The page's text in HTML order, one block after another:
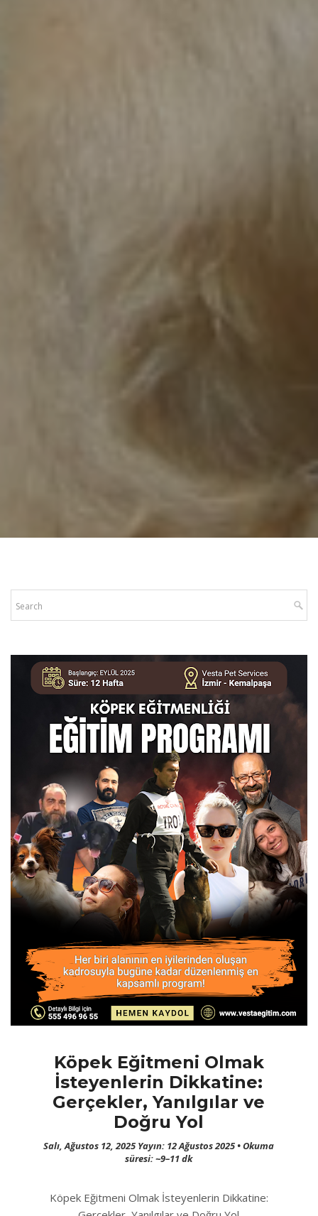
Köpek Eğitmeni Olmak
İsteyenlerin Dikkatine:
Gerçekler, Yanılgılar ve
Doğru Yol
Salı, Ağustos 12, 2025 Yayın: 12 Ağustos 2025 • Okuma
süresi: ~9–11 dk
Köpek Eğitmeni Olmak İsteyenlerin Dikkatine: